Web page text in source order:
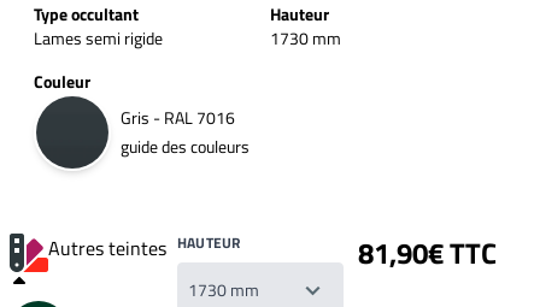
Type occultant
Lames semi rigide
Hauteur
1730 mm
Couleur
Gris - RAL 7016
guide des couleurs
Autres teintes HAUTEUR 81,90€ TTC